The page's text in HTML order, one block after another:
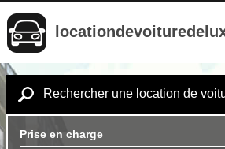
Rechercher une location de
Prise en charge